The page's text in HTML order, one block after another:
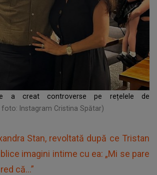
a creat controverse pe rețelele de
foto: Instagram Cristina Spătar)
Stan, revoltată după ce Tristan
imagini intime cu ea: „Mi se pare
că...”